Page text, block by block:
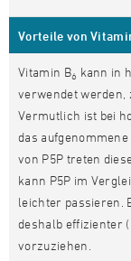
Vorteile von
Vitamin B6 kann in
verwendet werden,
Vermutlich ist bei
das
von P5P treten
kann P5P im
leichter passieren.
deshalb effizienter
vorzuziehen.